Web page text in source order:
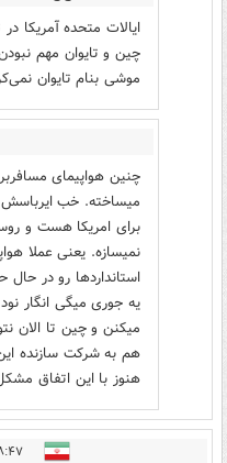
ایالات متحده آمریکا
چین و تایوان مهم
موشی بنام تایوان
چنین هواپیمای
میساخته. خب
برای امریکا هست و
نمیسازه. یعنی عملا
استانداردها رو در
یه جوری میگی انگار
میکنن و چین تا الان
هم به شرکت سازنده
هنوز با این اتفاق
۱۸:۴۷ -